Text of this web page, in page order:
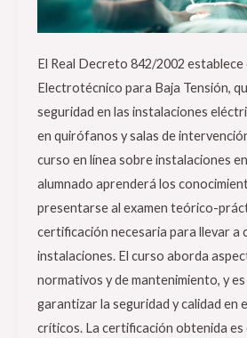
El Real Decreto 842/2002 establece
Electrotécnico para Baja Tensión,
seguridad en las instalaciones
en quirófanos y salas de
curso en línea sobre instalaciones
alumnado aprenderá los
presentarse al examen teórico-
certificación necesaria para llevar a
instalaciones. El curso aborda
normativos y de mantenimiento, y
garantizar la seguridad y calidad en
críticos. La certificación obtenida es
38).